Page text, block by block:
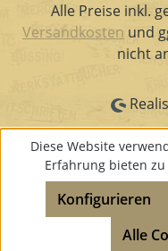
Alle Preise inkl.
Versandkosten und
nicht
Diese Website
Erfahrung bieten zu
Konfigurieren
Alle